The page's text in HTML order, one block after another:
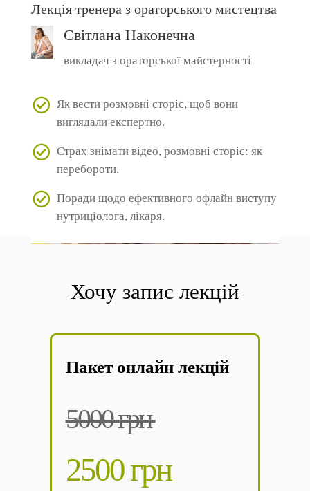
Лекція тренера з ораторського мистецтва
Світлана Наконечна
викладач з ораторської майстерності
Як вести розмовні сторіс, щоб вони
виглядали експертно.
Страх знімати відео, розмовні сторіс: як
перебороти.
Поради щодо ефективного офлайн виступу
нутриціолога, лікаря.
Хочу запис лекцій
Пакет онлайн лекцій
5000 грн
2500 грн